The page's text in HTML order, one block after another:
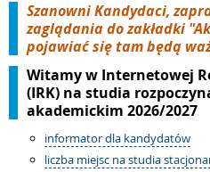
Szanowni Kandydaci,
zaglądania do zakładki
pojawiać się tam będą
Witamy w Internetowej
(IRK) na studia
akademickim 2026/2027
informator dla kandydatów
liczba miejsc na studia